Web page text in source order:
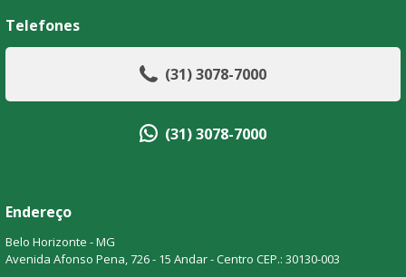
Telefones
(31) 3078-7000
(31) 3078-7000
Endereço
Belo Horizonte - MG
Avenida Afonso Pena, 726 - 15 Andar - Centro CEP.: 30130-003